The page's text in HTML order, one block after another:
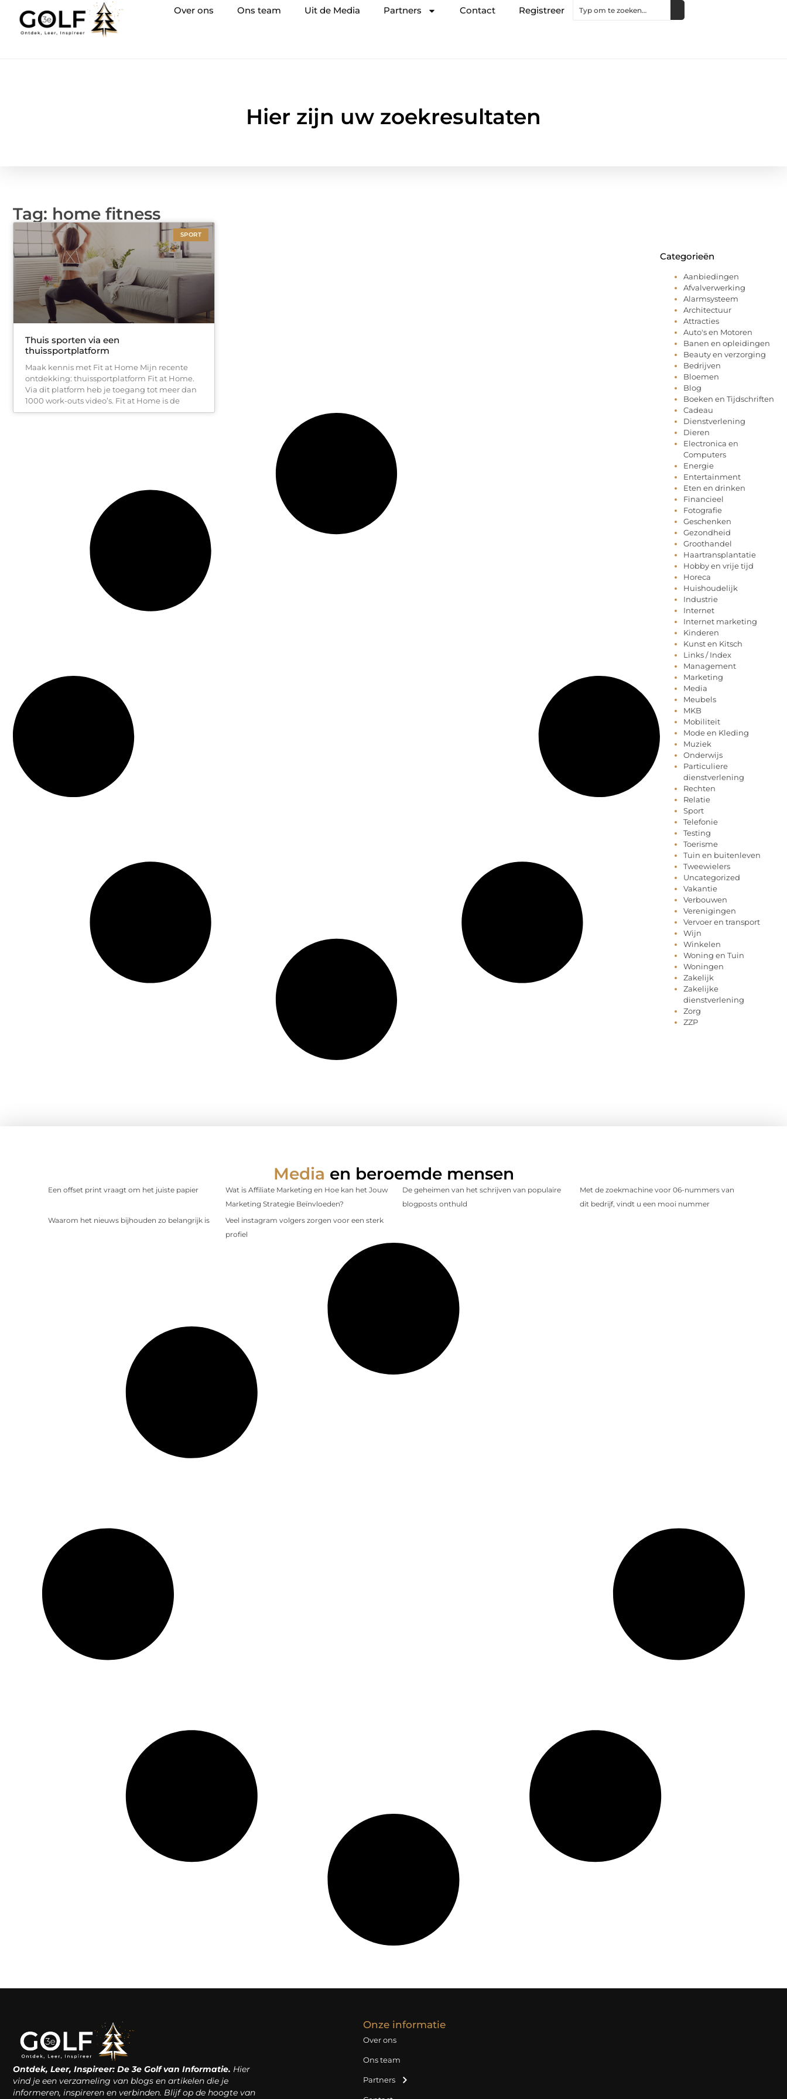
Over ons Ons team Uit de Media Partners Contact Registreer
Hier zijn uw zoekresultaten
Tag: home fitness
SPORT
Thuis sporten via een
thuissportplatform
Maak kennis met Fit at Home Mijn recente
ontdekking: thuissportplatform Fit at Home.
Via dit platform heb je toegang tot meer dan
1000 work-outs video’s. Fit at Home is de
Categorieën
Aanbiedingen
Afvalverwerking
Alarmsysteem
Architectuur
Attracties
Auto's en Motoren
Banen en opleidingen
Beauty en verzorging
Bedrijven
Bloemen
Blog
Boeken en Tijdschriften
Cadeau
Dienstverlening
Dieren
Electronica en
Computers
Energie
Entertainment
Eten en drinken
Financieel
Fotografie
Geschenken
Gezondheid
Groothandel
Haartransplantatie
Hobby en vrije tijd
Horeca
Huishoudelijk
Industrie
Internet
Internet marketing
Kinderen
Kunst en Kitsch
Links / Index
Management
Marketing
Media
Meubels
MKB
Mobiliteit
Mode en Kleding
Muziek
Onderwijs
Particuliere
dienstverlening
Rechten
Relatie
Sport
Telefonie
Testing
Toerisme
Tuin en buitenleven
Tweewielers
Uncategorized
Vakantie
Verbouwen
Verenigingen
Vervoer en transport
Wijn
Winkelen
Woning en Tuin
Woningen
Zakelijk
Zakelijke
dienstverlening
Zorg
ZZP
Media en beroemde mensen
Een offset print vraagt om het juiste papier
Wat is Affiliate Marketing en Hoe kan het Jouw
Marketing Strategie Beïnvloeden?
De geheimen van het schrijven van populaire
blogposts onthuld
Met de zoekmachine voor 06-nummers van
dit bedrijf, vindt u een mooi nummer
Waarom het nieuws bijhouden zo belangrijk is
Veel instagram volgers zorgen voor een sterk
profiel
Ontdek, Leer, Inspireer: De 3e Golf van Informatie. Hier
vind je een verzameling van blogs en artikelen die je
informeren, inspireren en verbinden. Blijf op de hoogte van
Onze informatie
Over ons
Ons team
Partners